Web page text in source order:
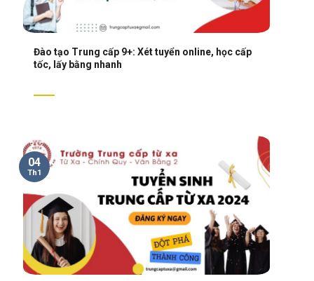
Đào tạo Trung cấp 9+: Xét tuyển online, học cấp
tốc, lấy bằng nhanh
04
Th1